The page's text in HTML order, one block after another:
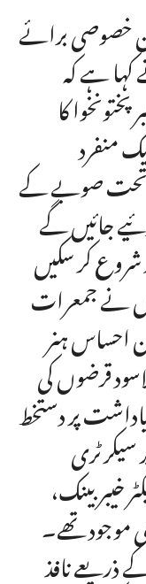
خصوصی برائے
ہے کہ
کا
منفرد
صوبے کے
جائیں گے
کر سکیں
نے جمعرات
احساس ہنر
قرضوں کی
پر دستخط
خیبر بینک،
موجود تھے۔
نافذ